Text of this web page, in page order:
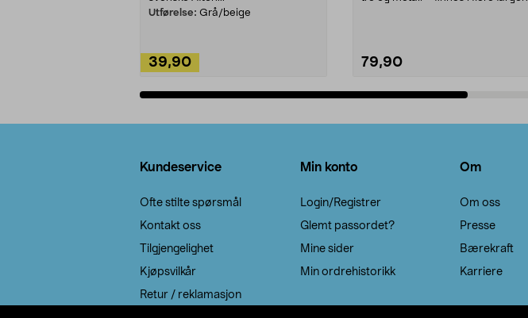
Utførelse: Grå/beige
39,90 79,90
Kundeservice
Ofte stilte spørsmål
Kontakt oss
Tilgjengelighet
Kjøpsvilkår
Retur / reklamasjon
Min konto
Login/Registrer
Glemt passordet?
Mine sider
Min ordrehistorikk
Om
Om oss
Presse
Bærekraft
Karriere